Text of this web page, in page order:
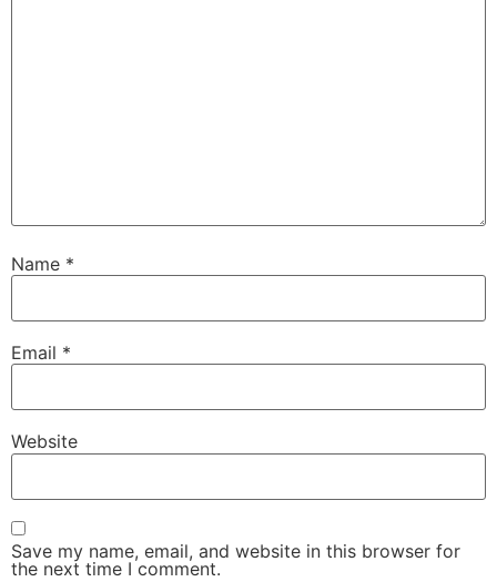
Name *
Email *
Website
Save my name, email, and website in this browser for
the next time I comment.